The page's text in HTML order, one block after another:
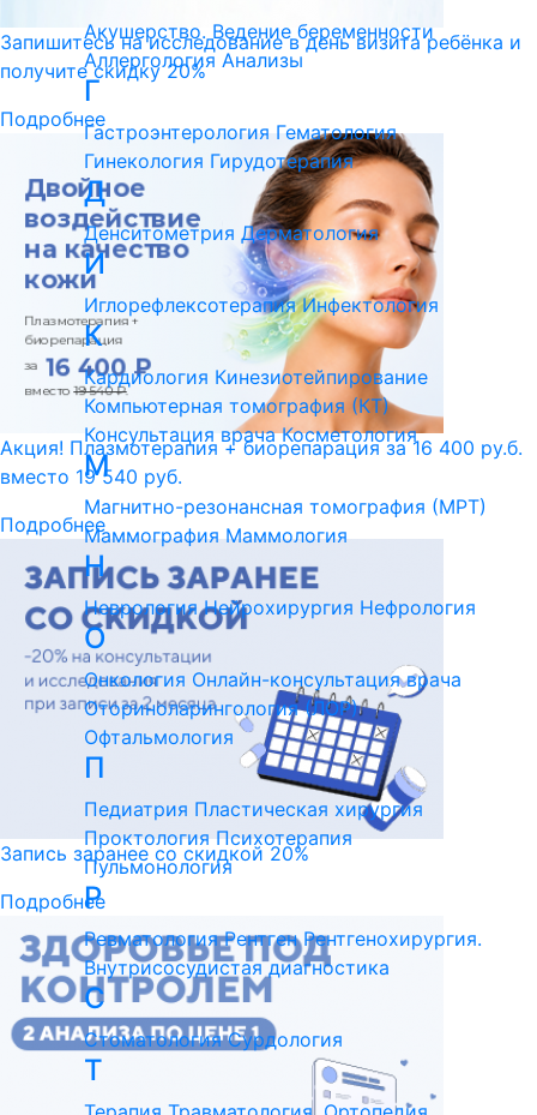
Запишитесь на исследование в день визита ребёнка и
получите скидку 20%
Подробнее
Акция! Плазмотерапия + биорепарация за 16 400 ру.б.
вместо 19 540 руб.
Подробнее
Запись заранее со скидкой 20%
Подробнее
Акушерство. Ведение беременности
Аллергология Анализы
Г
Гастроэнтерология Гематология
Гинекология Гирудотерапия
Д
Денситометрия Дерматология
И
Иглорефлексотерапия Инфектология
К
Кардиология Кинезиотейпирование
Компьютерная томография (КТ)
Консультация врача Косметология
М
Магнитно-резонансная томография (МРТ)
Маммография Маммология
Н
Неврология Нейрохирургия Нефрология
О
Онкология Онлайн-консультация врача
Оториноларингология (ЛОР)
Офтальмология
П
Педиатрия Пластическая хирургия
Проктология Психотерапия
Пульмонология
Р
Ревматология Рентген Рентгенохирургия.
Внутрисосудистая диагностика
С
Стоматология Сурдология
Т